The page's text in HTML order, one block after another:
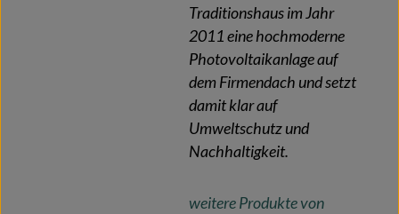
Traditionshaus im Jahr
2011 eine hochmoderne
Photovoltaikanlage auf
dem Firmendach und setzt
damit klar auf
Umweltschutz und
Nachhaltigkeit.
weitere Produkte von